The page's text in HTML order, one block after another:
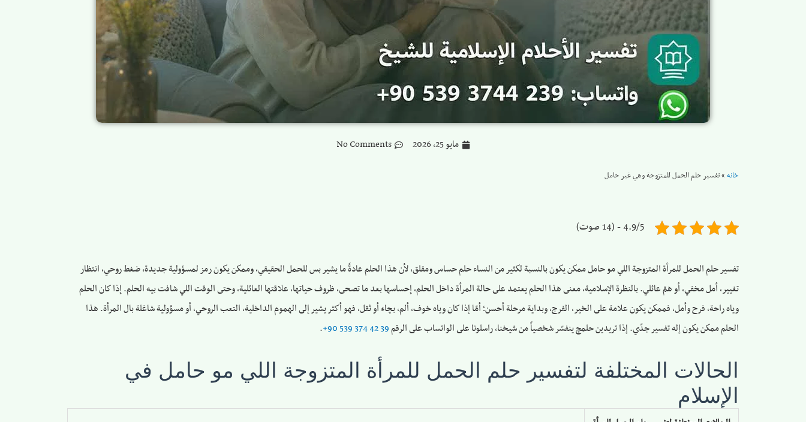
مايو 25, 2026 No Comments
خانه»تفسير حلم الحمل للمتزوجة وهي غير حامل
4.9/5 - (14 صوت)
تفسير حلم الحمل للمرأة المتزوجة اللي مو حامل ممكن يكون بالنسبة لكثير من النساء حلم حساس ومقلق، لأن هذا الحلم عادةً ما يشير بس للحمل الحقيقي، وممكن يكون رمز لمسؤولية جديدة، ضغط روحي، انتظار
تغيير، أمل مخفي، أو همّ عائلي. بالنظرة الإسلامية، معنى هذا الحلم يعتمد على حالة المرأة داخل الحلم، إحساسها بعد ما تصحى، ظروف حياتها، علاقتها العائلية، وحتى الوقت اللي شافت بيه الحلم. إذا كان الحلم
وياه راحة، فرح وأمل، فممكن يكون علامة على الخير، الفرج، وبداية مرحلة أحسن؛ أمّا إذا كان وياه خوف، ألم، بچاء أو ثقل، فهو أكثر يشير إلى الهموم الداخلية، التعب الروحي، أو مسؤولية شاغلة بال المرأة. هذا
الحلم ممكن يكون إله تفسير جدّي. إذا تريدين حلمچ ينفسّر شخصياً من شيخنا، راسلونا على الواتساب على الرقم ‎+90 539 374 42 39
.
الحالات المختلفة لتفسير حلم الحمل للمرأة المتزوجة اللي مو حامل في
الإسلام